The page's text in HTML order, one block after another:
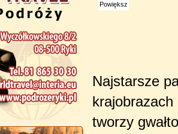
Powiększ
Najstarsze
tworzy